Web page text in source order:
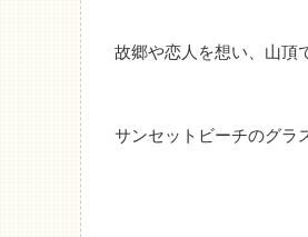
故郷や恋人を想い、山頂
サンセットビーチのグラ